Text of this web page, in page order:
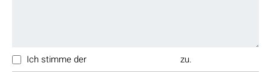
Ich stimme der zu.